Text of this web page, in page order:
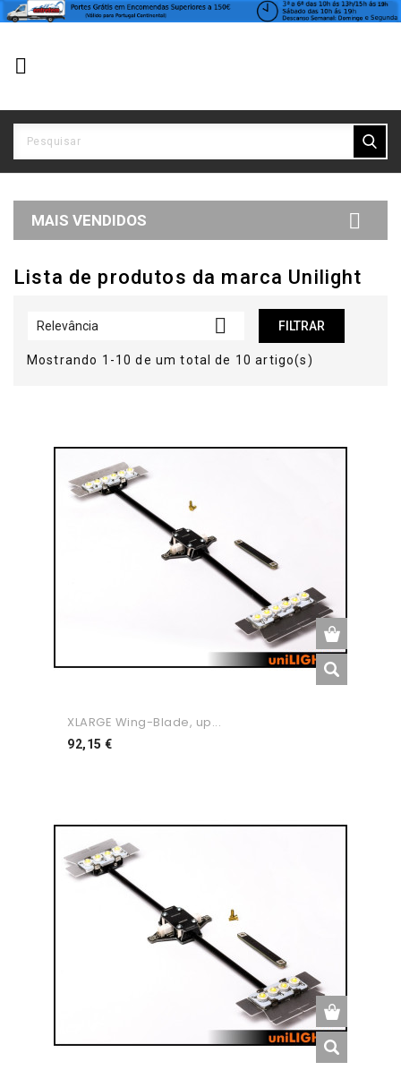

MAIS VENDIDOS 
Lista de produtos da marca Unilight
Relevância  FILTRAR
Mostrando 1-10 de um total de 10 artigo(s)
XLARGE Wing-Blade, up...
92,15 €Preço